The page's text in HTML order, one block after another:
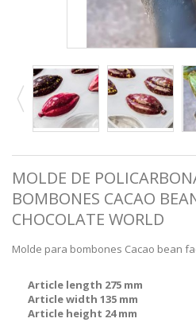
MOLDE DE
BOMBONES CACAO
CHOCOLATE WORLD
Molde para bombones Cacao bean
Article length 275 mm
Article width 135 mm
Article height 24 mm